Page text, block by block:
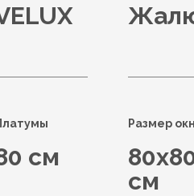
см
Размер
см